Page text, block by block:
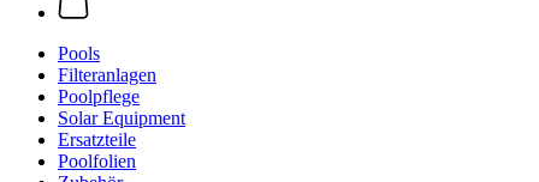
Pools
Filteranlagen
Poolpflege
Solar Equipment
Ersatzteile
Poolfolien